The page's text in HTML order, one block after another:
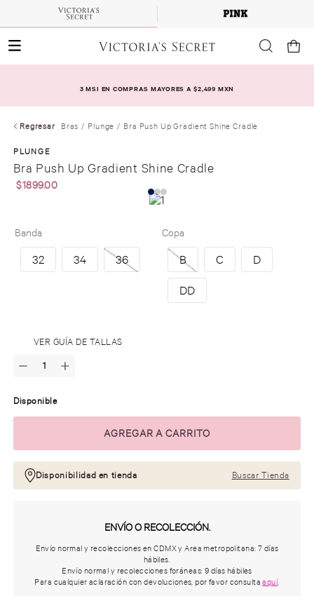
3 MSI EN COMPRAS MAYORES A $2,499 MXN
Regresar Bras Plunge Bra Push Up Gradient Shine Cradle
PLUNGE
Bra Push Up Gradient Shine Cradle
$1899.00
Copa
B C
D
DD
Banda
32 34 36
VER GUÍA DE TALLAS
Disponible
Disponibilidad en tienda Buscar Tienda
ENVÍO O RECOLECCIÓN.
Envío normal y recolecciones en CDMX y Area metropolitana: 7 días
hábiles.
Envío normal y recolecciones foráneas: 9 días hábiles
Para cualquier aclaración con devoluciones, por favor consultaaquí.